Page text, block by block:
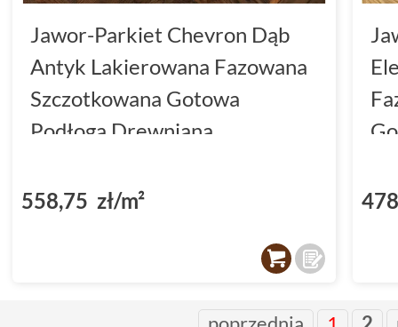
Jawor-Parkiet Chevron Dąb
Antyk Lakierowana Fazowana
Szczotkowana Gotowa
Podłoga Drewniana
558,75 zł/m²